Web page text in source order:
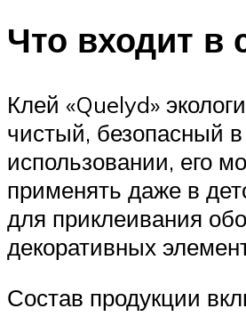
Что входит в
Клей «Quelyd»
чистый, безопасный в
использовании, его
применять даже в
для приклеивания
декоративных
Состав продукции